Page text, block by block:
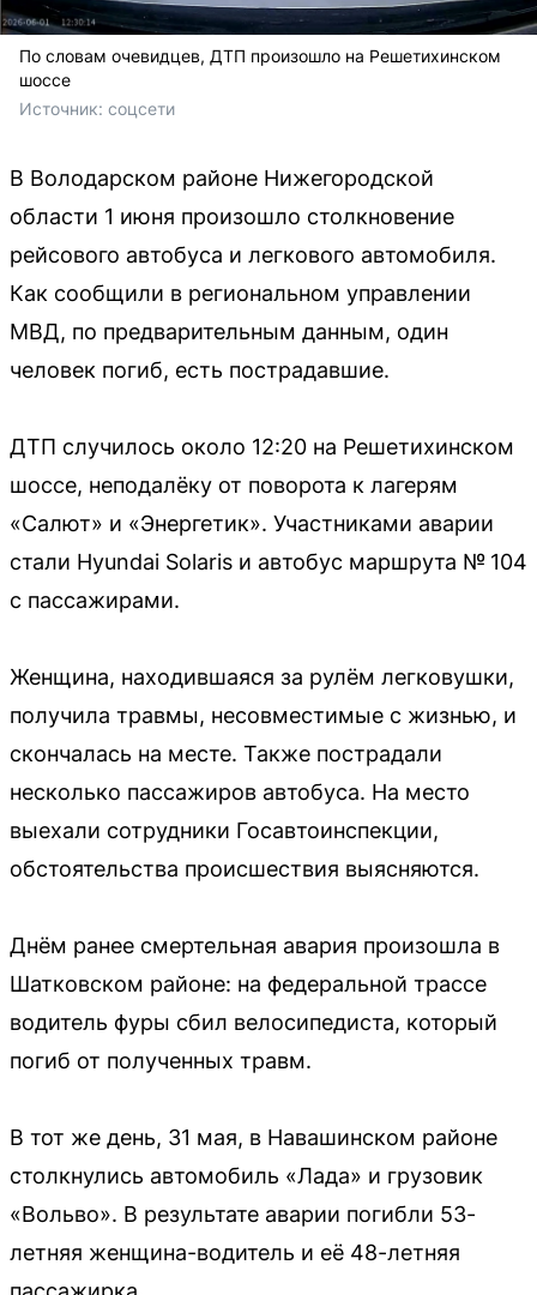
По словам очевидцев, ДТП произошло на Решетихинском
шоссе
Источник: соцсети
В Володарском районе Нижегородской
области 1 июня произошло столкновение
рейсового автобуса и легкового автомобиля.
Как сообщили в региональном управлении
МВД, по предварительным данным, один
человек погиб, есть пострадавшие.
ДТП случилось около 12:20 на Решетихинском
шоссе, неподалёку от поворота к лагерям
«Салют» и «Энергетик». Участниками аварии
стали Hyundai Solaris и автобус маршрута № 104
с пассажирами.
Женщина, находившаяся за рулём легковушки,
получила травмы, несовместимые с жизнью, и
скончалась на месте. Также пострадали
несколько пассажиров автобуса. На место
выехали сотрудники Госавтоинспекции,
обстоятельства происшествия выясняются.
Днём ранее смертельная авария произошла в
Шатковском районе: на федеральной трассе
водитель фуры сбил велосипедиста, который
погиб от полученных травм.
В тот же день, 31 мая, в Навашинском районе
столкнулись автомобиль «Лада» и грузовик
«Вольво». В результате аварии погибли 53-
летняя женщина-водитель и её 48-летняя